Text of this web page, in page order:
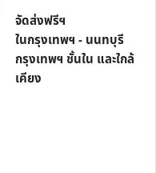
จัดส่งฟรีฯ
ในกรุงเทพฯ - นนทบุรี
กรุงเทพฯ ชั้นใน และใกล้
เคียง